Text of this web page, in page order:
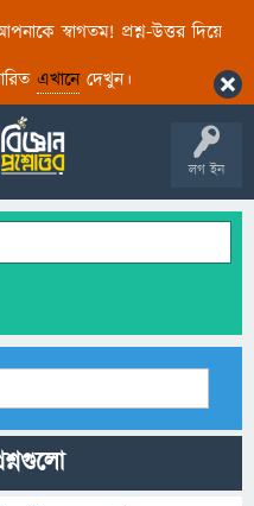
স্বাগতম! প্রশ্ন-উত্তর দিয়ে
এখানেদেখুন।
লগ ইন